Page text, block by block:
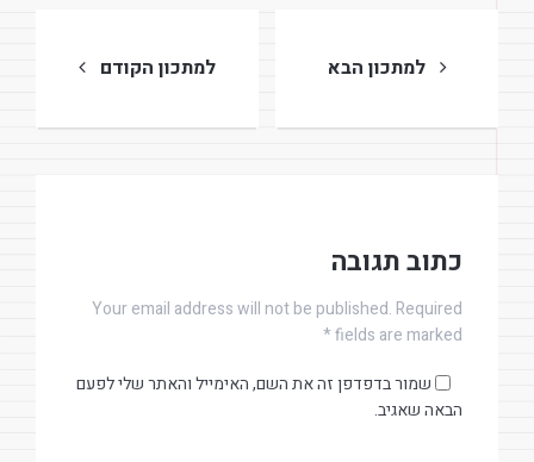
ניווט
למתכון הקודם למתכון הבא
כתוב תגובה
Your email address will not be published. Required
fields are marked *
שמור בדפדפן זה את השם, האימייל והאתר שלי לפעם
הבאה שאגיב.